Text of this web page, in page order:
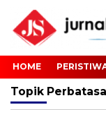
HOME
Topik